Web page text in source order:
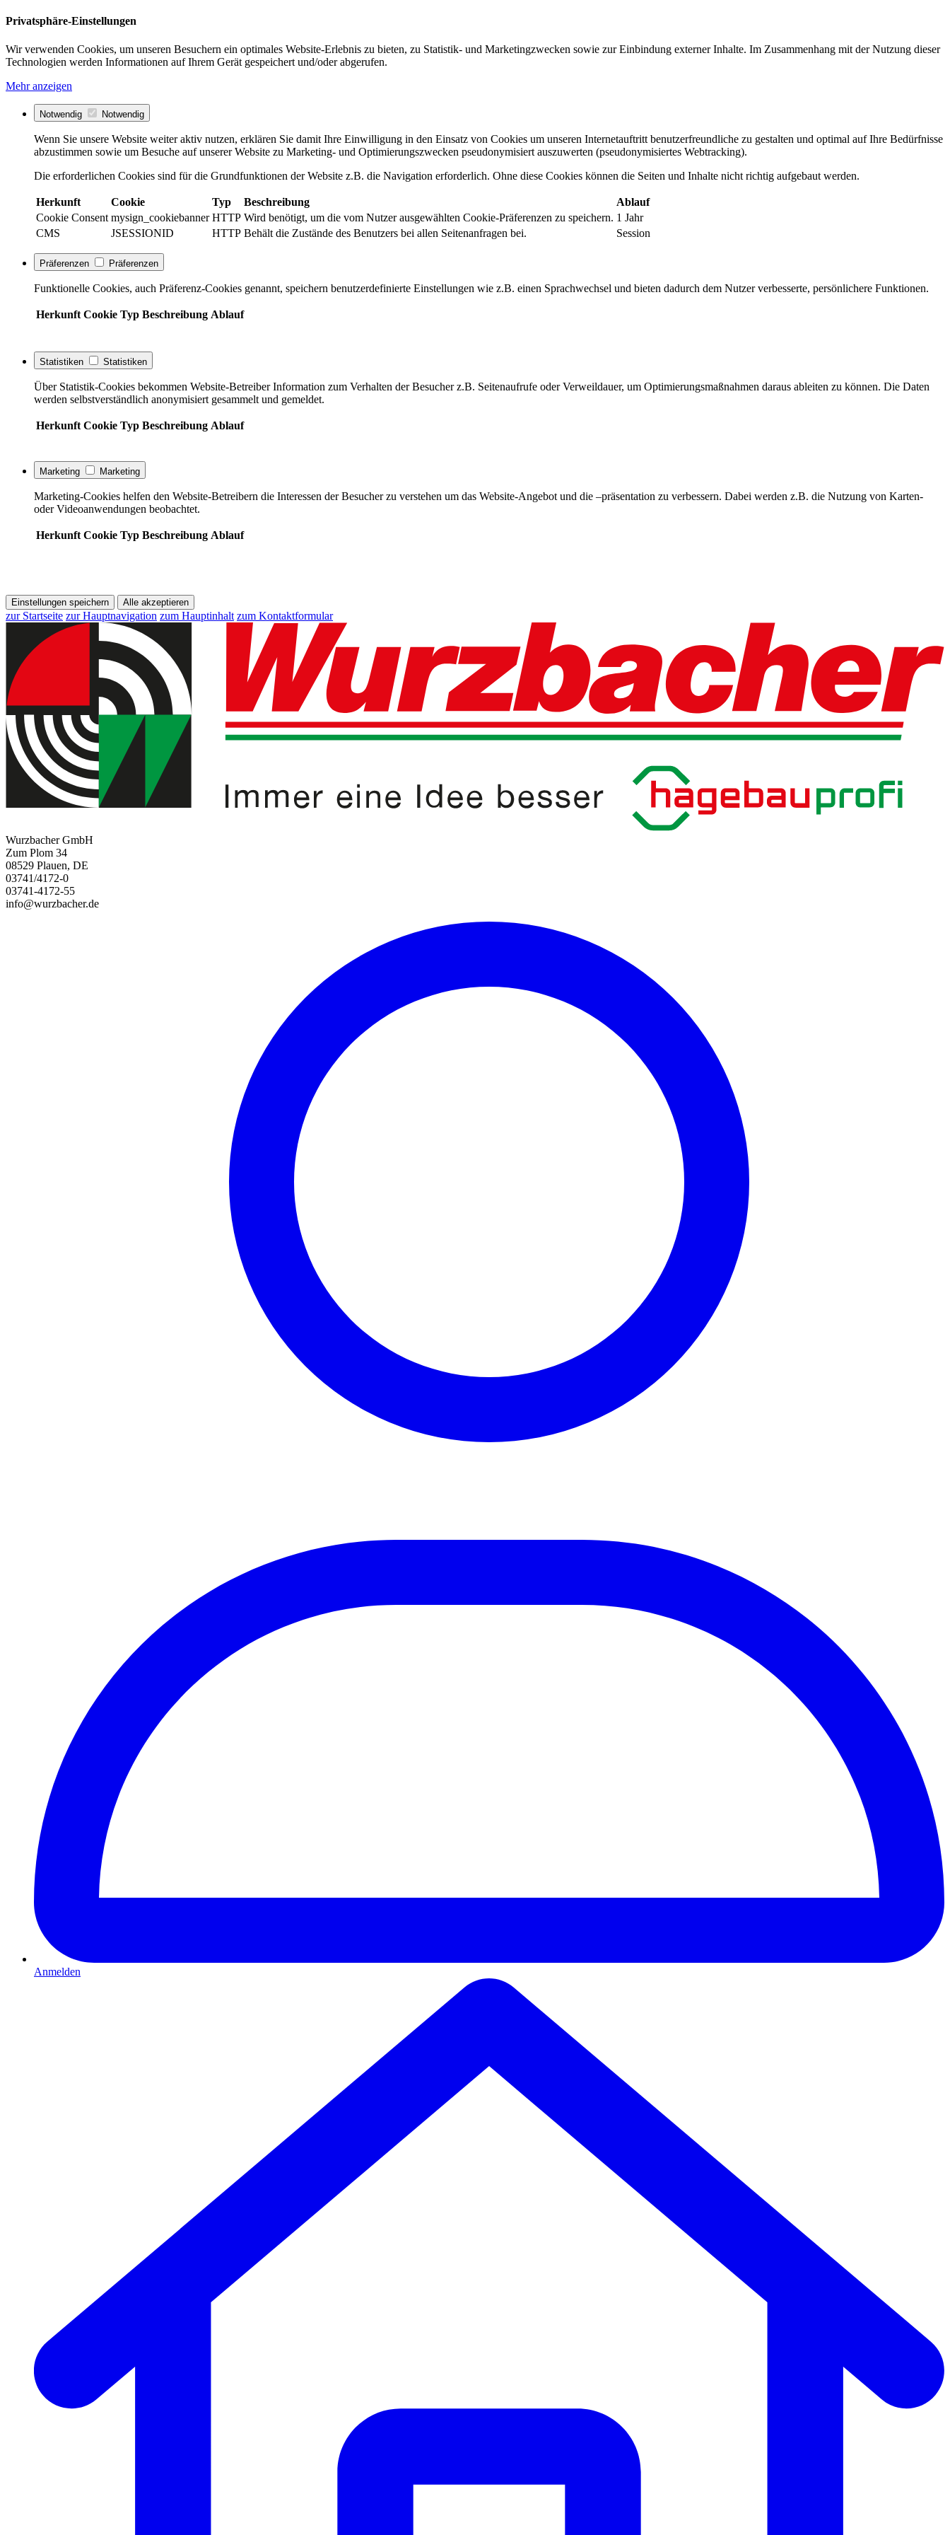
Privatsphäre-Einstellungen
Wir verwenden Cookies, um unseren Besuchern ein optimales Website-Erlebnis zu bieten, zu Statistik- und Marketingzwecken sowie zur Einbindung externer Inhalte. Im Zusammenhang mit der Nutzung dieser
Technologien werden Informationen auf Ihrem Gerät gespeichert und/oder abgerufen.
Mehr anzeigen
Notwendig Notwendig
Wenn Sie unsere Website weiter aktiv nutzen, erklären Sie damit Ihre Einwilligung in den Einsatz von Cookies um unseren Internetauftritt benutzerfreundliche zu gestalten und optimal auf Ihre Bedürfnisse
abzustimmen sowie um Besuche auf unserer Website zu Marketing- und Optimierungszwecken pseudonymisiert auszuwerten (pseudonymisiertes Webtracking).
Die erforderlichen Cookies sind für die Grundfunktionen der Website z.B. die Navigation erforderlich. Ohne diese Cookies können die Seiten und Inhalte nicht richtig aufgebaut werden.
Herkunft Cookie Typ Beschreibung
Ablauf
Cookie Consent mysign_cookiebanner HTTP Wird benötigt, um die vom Nutzer ausgewählten Cookie-Präferenzen zu speichern. 1 Jahr
CMS
JSESSIONID HTTP Behält die Zustände des Benutzers bei allen Seitenanfragen bei. Session
Präferenzen Präferenzen
Funktionelle Cookies, auch Präferenz-Cookies genannt, speichern benutzerdefinierte Einstellungen wie z.B. einen Sprachwechsel und bieten dadurch dem Nutzer verbesserte, persönlichere Funktionen.
Herkunft Cookie Typ Beschreibung Ablauf
Statistiken Statistiken
Über Statistik-Cookies bekommen Website-Betreiber Information zum Verhalten der Besucher z.B. Seitenaufrufe oder Verweildauer, um Optimierungsmaßnahmen daraus ableiten zu können. Die Daten
werden selbstverständlich anonymisiert gesammelt und gemeldet.
Herkunft Cookie Typ Beschreibung Ablauf
Marketing Marketing
Marketing-Cookies helfen den Website-Betreibern die Interessen der Besucher zu verstehen um das Website-Angebot und die –präsentation zu verbessern. Dabei werden z.B. die Nutzung von Karten-
oder Videoanwendungen beobachtet.
Herkunft Cookie Typ Beschreibung Ablauf
Einstellungen speichern Alle akzeptieren
zur Startseite zur Hauptnavigation zum Hauptinhalt zum Kontaktformular
Wurzbacher GmbH
Zum Plom 34
08529 Plauen, DE
03741/4172-0
03741-4172-55
info@wurzbacher.de
Anmelden